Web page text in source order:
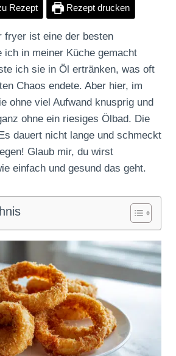
Rezept Rezept drucken
fryer ist eine der besten
ich in meiner Küche gemacht
ich sie in Öl ertränken, was oft
Chaos endete. Aber hier, im
ohne viel Aufwand knusprig und
ohne ein riesiges Ölbad. Die
dauert nicht lange und schmeckt
Glaub mir, du wirst
einfach und gesund das geht.